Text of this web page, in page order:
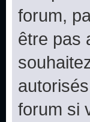
forum,
être pas
forum si